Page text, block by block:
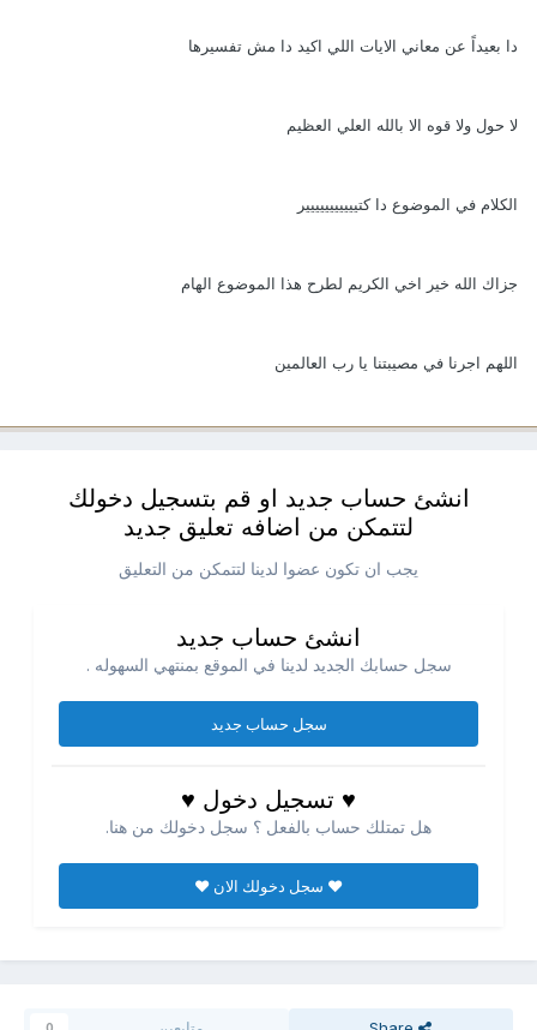
دا بعيداً عن معاني الايات اللي اكيد دا مش تفسيرها
لا حول ولا قوه الا بالله العلي العظيم
الكلام في الموضوع دا كتييييييييييير
جزاك الله خير اخي الكريم لطرح هذا الموضوع الهام
اللهم اجرنا في مصيبتنا يا رب العالمين
انشئ حساب جديد او قم بتسجيل دخولك
لتتمكن من اضافه تعليق جديد
يجب ان تكون عضوا لدينا لتتمكن من التعليق
انشئ حساب جديد
سجل حسابك الجديد لدينا في الموقع بمنتهي السهوله .
سجل حساب جديد
♥ تسجيل دخول ♥
هل تمتلك حساب بالفعل ؟ سجل دخولك من هنا.
♥ سجل دخولك الان ♥
0